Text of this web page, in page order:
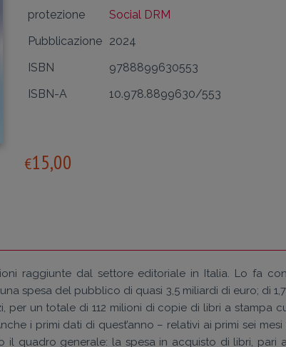
protezione
Social DRM
Pubblicazione 2024
ISBN
9788899630553
ISBN-A
10.978.8899630/553
€15,00
raggiunte dal settore editoriale in Italia. Lo fa
spesa del pubblico di quasi 3,5 miliardi di euro; di
per un totale di 112 milioni di copie di libri a stampa
i primi dati di quest’anno – relativi ai primi sei
il quadro generale: la spesa in acquisto di libri, pari